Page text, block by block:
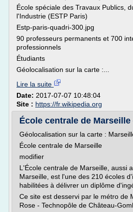
École spéciale des Travaux Publics,
l'Industrie (ESTP Paris)
Estp-paris-quadri-300.jpg
90 professeurs permanents et 700
professionnels
Étudiants
Géolocalisation sur la carte :...
Lire la suite
Date: 2017-07-07 10:48:04
Site : https://fr.wikipedia.org
École centrale de
Géolocalisation sur la carte :
École centrale de Marseille
modifier
L'École centrale de Marseille, aussi
Marseille, est l'une des 210 écoles
habilitées à délivrer un diplôme
Ce site est desservi par le métro de
Rose - Technopôle de Château-